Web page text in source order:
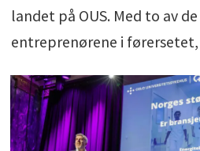
landet på OUS. Med to av
entreprenørene i førersetet,